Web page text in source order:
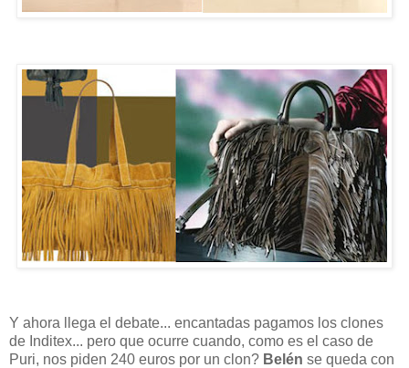
Y ahora llega el debate... encantadas pagamos los clones
de Inditex... pero que ocurre cuando, como es el caso de
Puri, nos piden 240 euros por un clon? Belén se queda con